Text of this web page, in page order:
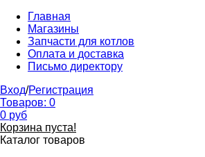
Главная
Магазины
Запчасти для котлов
Оплата и доставка
Письмо директору
Вход/Регистрация
Товаров: 0
0 руб
Корзина пуста!
Каталог товаров